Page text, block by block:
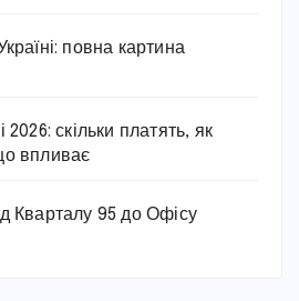
повна картина
2026: скільки платять, як
впливає
Кварталу 95 до Офісу